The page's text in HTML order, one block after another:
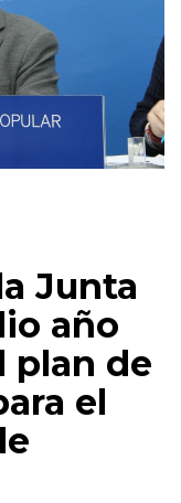
Junta
año
plan de
el